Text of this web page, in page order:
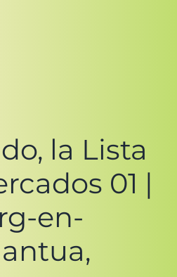
la Lista
01 |
en-